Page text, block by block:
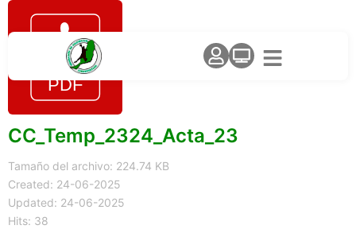
CC_Temp_2324_Acta_23
Tamaño del archivo: 224.74 KB
Created: 24-06-2025
Updated: 24-06-2025
Hits: 38